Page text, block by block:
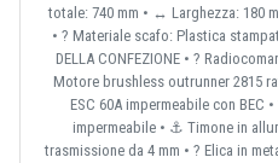
totale: 740 mm • ↔️ Larghezza: 180
• ?️ Materiale scafo: Plastica
DELLA CONFEZIONE • ?
Motore brushless outrunner 2815
ESC 60A impermeabile con BEC
impermeabile • ⚓ Timone in
trasmissione da 4 mm • ? Elica in